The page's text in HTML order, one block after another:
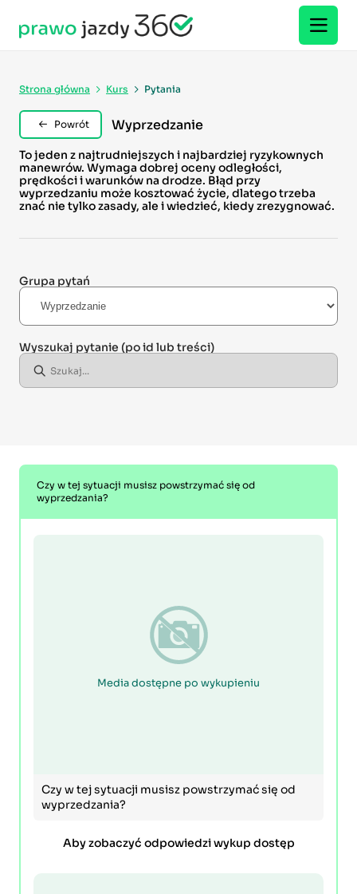
Strona główna Kurs Pytania
Powrót Wyprzedzanie
To jeden z najtrudniejszych i najbardziej ryzykownych
manewrów. Wymaga dobrej oceny odległości,
prędkości i warunków na drodze. Błąd przy
wyprzedzaniu może kosztować życie, dlatego trzeba
znać nie tylko zasady, ale i wiedzieć, kiedy zrezygnować.
Grupa pytań
Wyszukaj pytanie (po id lub treści)
Czy w tej sytuacji musisz powstrzymać się od
wyprzedzania?
Media dostępne po wykupieniu
Czy w tej sytuacji musisz powstrzymać się od
wyprzedzania?
Aby zobaczyć odpowiedzi wykup dostęp